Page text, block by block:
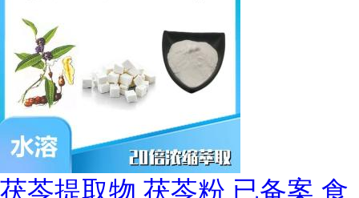
茯苓提取物 茯苓粉 已备案 食